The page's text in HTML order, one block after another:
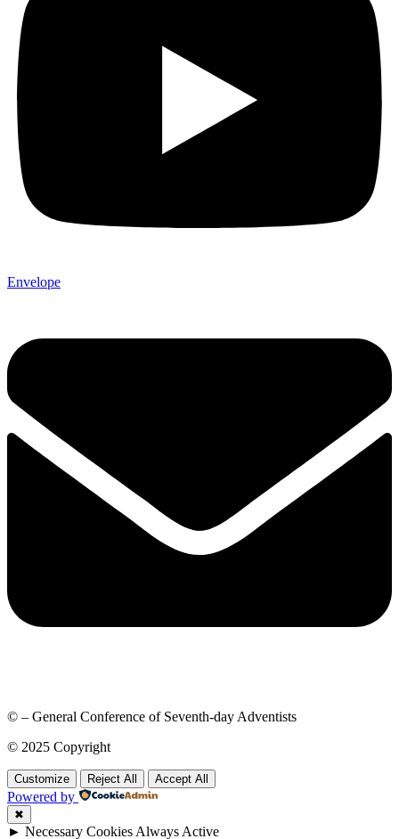
Envelope
© – General Conference of Seventh-day Adventists
© 2025 Copyright
Customize Reject All Accept All
Powered by
✖
► Necessary Cookies Always Active